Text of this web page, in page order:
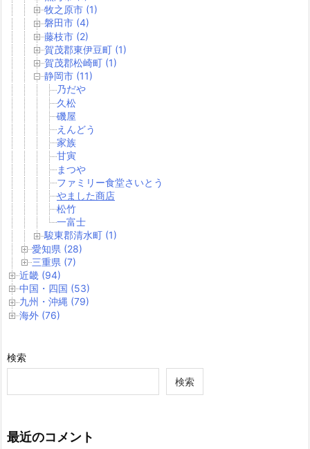
牧之原市 (1)
磐田市 (4)
藤枝市 (2)
賀茂郡東伊豆町 (1)
賀茂郡松崎町 (1)
静岡市 (11)
乃だや
久松
磯屋
えんどう
家族
甘寅
まつや
ファミリー食堂さいとう
やました商店
松竹
一富士
駿東郡清水町 (1)
愛知県 (28)
三重県 (7)
近畿 (94)
中国・四国 (53)
九州・沖縄 (79)
海外 (76)
検索
検索
最近のコメント